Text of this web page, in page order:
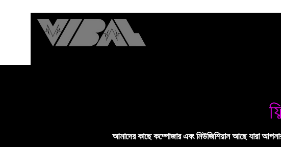
আমাদের কাছে কম্পোজার এবং মিউজিশিয়ান আছে যারা